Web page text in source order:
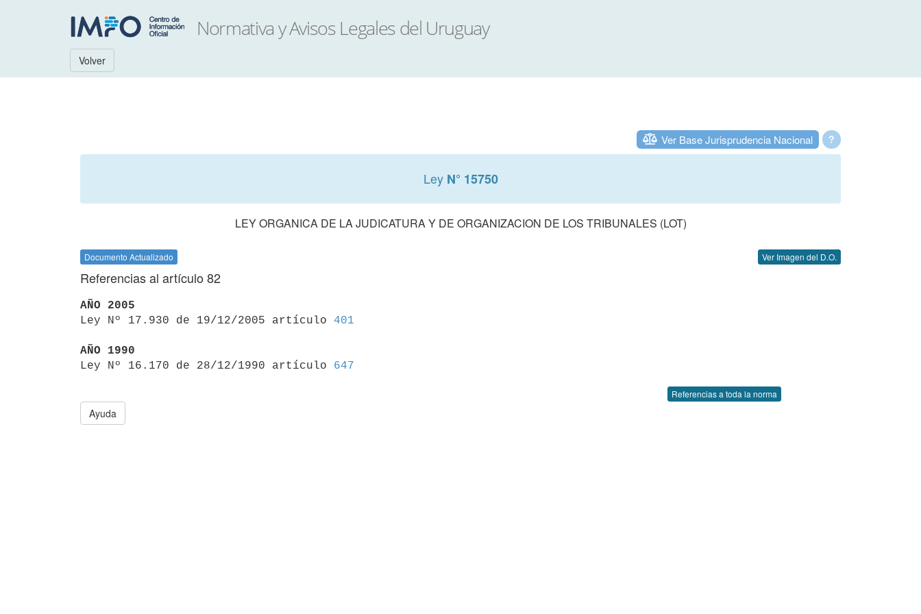
Volver
?
Ver Base Jurisprudencia Nacional
Ley N° 15750
LEY ORGANICA DE LA JUDICATURA Y DE ORGANIZACION DE LOS TRIBUNALES (LOT)
Documento Actualizado Ver Imagen del D.O.
Referencias al artículo 82
AÑO 2005
Ley Nº 17.930 de 19/12/2005 artículo 401
AÑO 1990
Ley Nº 16.170 de 28/12/1990 artículo 647
Referencias a toda la norma
Ayuda